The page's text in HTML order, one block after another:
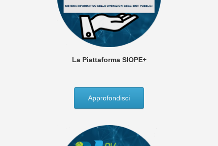
La Piattaforma SIOPE+
Approfondisci